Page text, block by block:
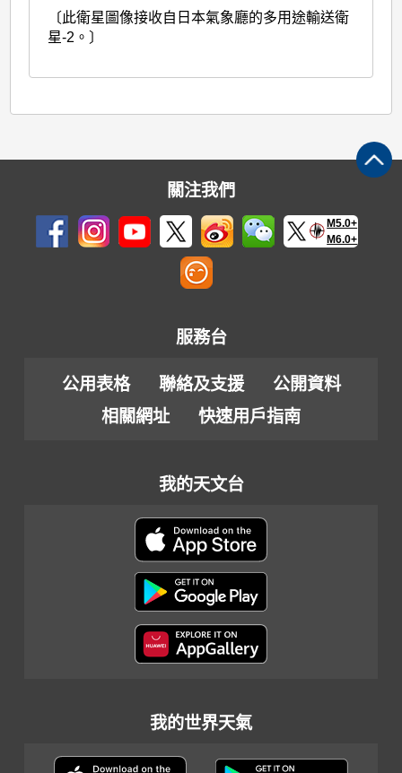
〔此衛星圖像接收自日本氣象廳的多用途輸送衛
星-2。〕
關注我們
M5.0+
M6.0+
服務台
公用表格 聯絡及支援
公開資料
相關網址
快速用戶指南
我的天文台
我的世界天氣